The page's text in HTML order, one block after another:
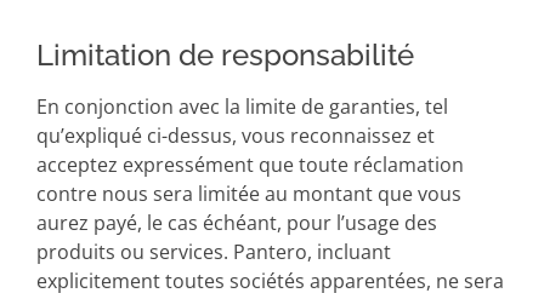
Limitation de responsabilité
En conjonction avec la limite de garanties, tel
qu’expliqué ci-dessus, vous reconnaissez et
acceptez expressément que toute réclamation
contre nous sera limitée au montant que vous
aurez payé, le cas échéant, pour l’usage des
produits ou services. Pantero, incluant
explicitement toutes sociétés apparentées, ne sera